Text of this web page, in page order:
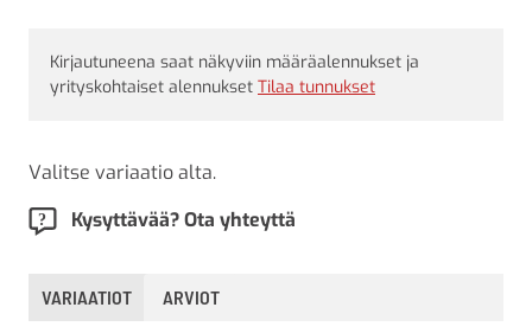
Kirjautuneena saat näkyviin määräalennukset ja
yrityskohtaiset alennukset Tilaa tunnukset
Valitse variaatio alta.
Kysyttävää? Ota yhteyttä
VARIAATIOT ARVIOT